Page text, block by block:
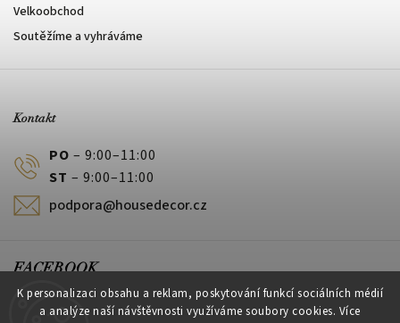
K personalizaci obsahu a reklam, poskytování funkcí sociálních médií
a analýze naší návštěvnosti využíváme soubory cookies. Více
Velkoobchod
Soutěžíme a vyhráváme
Kontakt
PO – 9:00–11:00
ST – 9:00–11:00
podpora@housedecor.cz
FACEBOOK